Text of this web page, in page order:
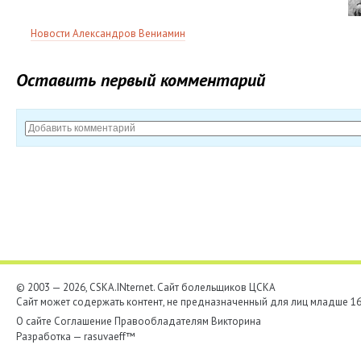
Новости Александров Вениамин
Оставить первый комментарий
© 2003 — 2026, CSKA.INternet. Cайт болельщиков ЦСКА
Сайт может содержать контент, не предназначенный для лиц младше
О сайте Соглашение Правообладателям Викторина
Разработка — rasuvaeff™